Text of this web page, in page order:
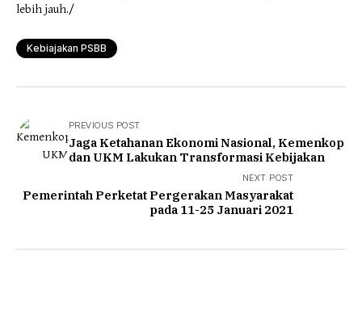
lebih jauh./
Kebiajakan PSBB
PREVIOUS POST
Jaga Ketahanan Ekonomi Nasional, Kemenkop
dan UKM Lakukan Transformasi Kebijakan
NEXT POST
Pemerintah Perketat Pergerakan Masyarakat
pada 11-25 Januari 2021